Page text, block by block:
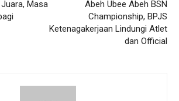
Masa
Abeh Ubee Abeh BSN
Championship, BPJS
Ketenagakerjaan Lindungi Atlet
dan Official